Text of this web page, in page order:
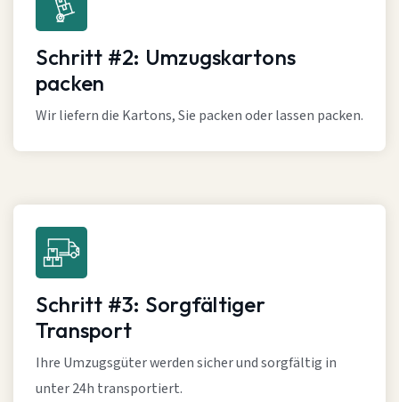
Schritt #2: Umzugskartons
packen
Wir liefern die Kartons, Sie packen oder lassen packen.
Schritt #3: Sorgfältiger
Transport
Ihre Umzugsgüter werden sicher und sorgfältig in
unter 24h transportiert.